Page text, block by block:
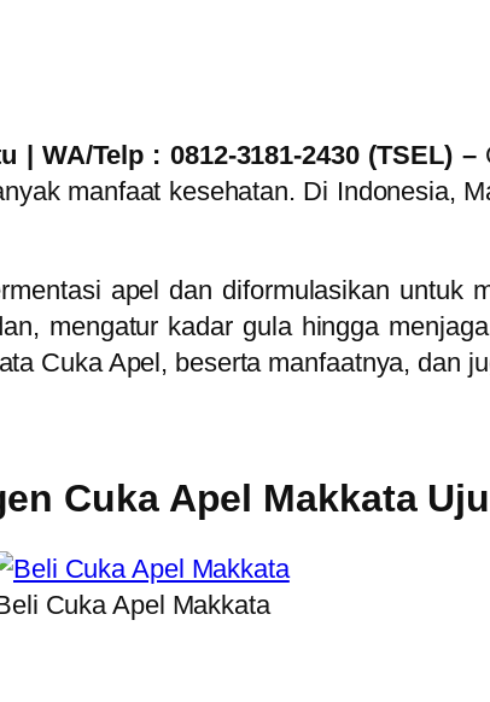
WA/Telp : 0812-3181-2430 (TSEL) –
manfaat kesehatan. Di Indonesia,
apel dan diformulasikan untuk
mengatur kadar gula hingga
Cuka Apel, beserta manfaatnya, dan
Cuka Apel Makkata
Cuka Apel Makkata